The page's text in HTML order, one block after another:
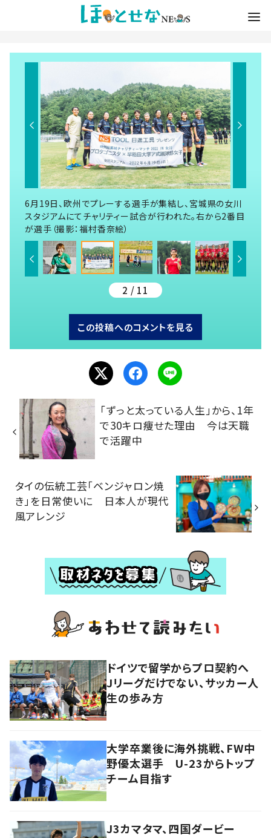
6月19日、欧州でプレーする選手が集結し、宮城県の女川
スタジアムにてチャリティー試合が行われた。右から2番目
が選手（撮影：福村香奈絵）
2 / 11
この投稿へのコメントを見る
「ずっと太っている人生」から、1年
で30キロ痩せた理由 今は天職
で活躍中
タイの伝統工芸「ベンジャロン焼
き」を日常使いに 日本人が現代
風アレンジ
ドイツで留学からプロ契約へ
Jリーグだけでない、サッカー人
生の歩み方
大学卒業後に海外挑戦、FW中
野優太選手 U-23からトップ
チーム目指す
J3カマタマ、四国ダービー